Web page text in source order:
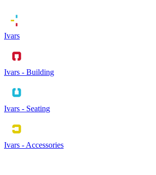
Ivars
Ivars - Building
Ivars - Seating
Ivars - Accessories